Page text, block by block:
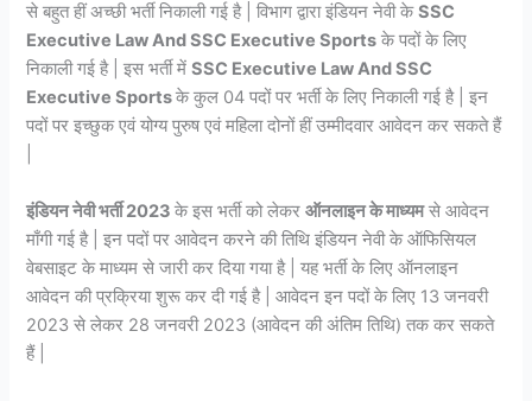
से बहुत हीं अच्छी भर्ती निकाली गई है | विभाग द्वारा इंडियन नेवी केSSC
Executive Law And SSC Executive Sports के पदों के लिए
निकाली गई है | इस भर्ती मेंSSC Executive Law And SSC
Executive Sportsके कुल 04 पदों पर भर्ती के लिए निकाली गई है | इन
पदों पर इच्छुक एवं योग्य पुरुष एवं महिला दोनों हीं उम्मीदवार आवेदन कर सकते हैं
इंडियन नेवी भर्ती 2023के इस भर्ती को लेकरऑनलाइन के माध्यमसे आवेदन
माँगी गई है | इन पदों पर आवेदन करने की तिथि इंडियन नेवी के ऑफिसियल
वेबसाइट के माध्यम से जारी कर दिया गया है | यह भर्ती के लिए ऑनलाइन
आवेदन की प्रक्रिया शुरू कर दी गई है | आवेदन इन पदों के लिए 13 जनवरी
2023 से लेकर 28 जनवरी 2023 (आवेदन की अंतिम तिथि) तक कर सकते
हैं |